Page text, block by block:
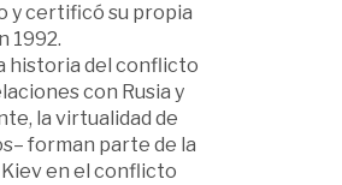
y certificó su propia
1992.
historia del conflicto
con Rusia y
la virtualidad de
forman parte de la
en el conflicto